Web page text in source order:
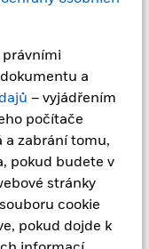
právními
a
– vyjádřením
počítače
a zabrání tomu,
pokud budete v
stránky
cookie
pokud dojde k
poklesu tržní
jistinu a hradit
s pevným výnosem
nesplnění závazků,
vyplatit výnos
je navrženo tak,
ve kterých
podkladové
to může mít
fondu.